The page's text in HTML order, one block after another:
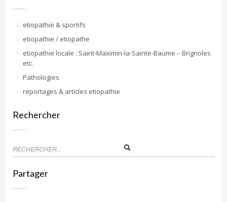
etiopathie & sportifs
etiopathie / etiopathe
etiopathie locale : Saint-Maximin-la-Sainte-Baume – Brignoles
etc.
Pathologies
reportages & articles etiopathie
Rechercher
Partager